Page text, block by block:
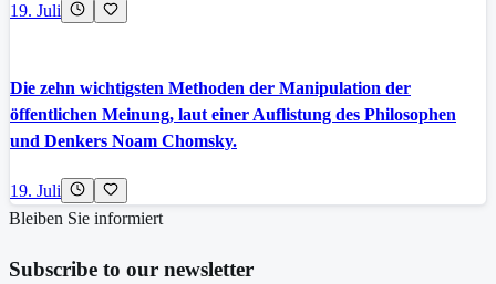
19. Juli
Die zehn wichtigsten Methoden der Manipulation der
öffentlichen Meinung, laut einer Auflistung des Philosophen
und Denkers Noam Chomsky.
19. Juli
Bleiben Sie informiert
Subscribe to our newsletter